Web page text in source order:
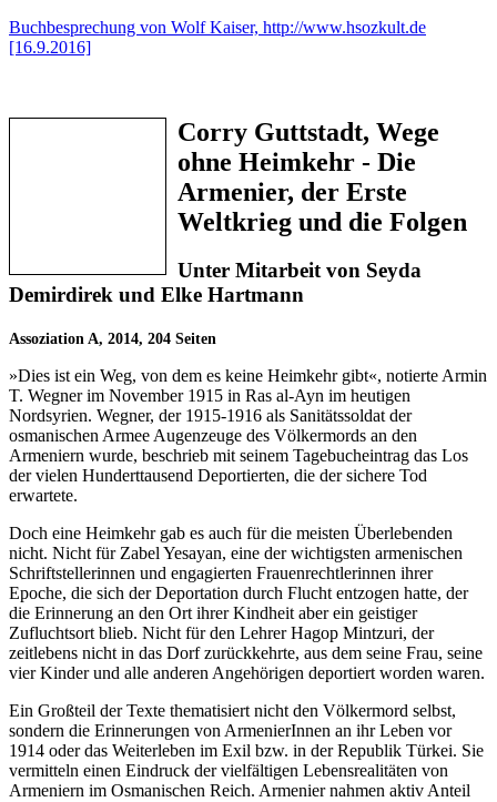
Buchbesprechung von Wolf Kaiser, http://www.hsozkult.de
[16.9.2016]
Corry Guttstadt, Wege
ohne Heimkehr - Die
Armenier, der Erste
Weltkrieg und die Folgen
Unter Mitarbeit von Seyda
Demirdirek und Elke Hartmann
Assoziation A, 2014, 204 Seiten
»Dies ist ein Weg, von dem es keine Heimkehr gibt«, notierte Armin
T. Wegner im November 1915 in Ras al-Ayn im heutigen
Nordsyrien. Wegner, der 1915-1916 als Sanitätssoldat der
osmanischen Armee Augenzeuge des Völkermords an den
Armeniern wurde, beschrieb mit seinem Tagebucheintrag das Los
der vielen Hunderttausend Deportierten, die der sichere Tod
erwartete.
Doch eine Heimkehr gab es auch für die meisten Überlebenden
nicht. Nicht für Zabel Yesayan, eine der wichtigsten armenischen
Schriftstellerinnen und engagierten Frauenrechtlerinnen ihrer
Epoche, die sich der Deportation durch Flucht entzogen hatte, der
die Erinnerung an den Ort ihrer Kindheit aber ein geistiger
Zufluchtsort blieb. Nicht für den Lehrer Hagop Mintzuri, der
zeitlebens nicht in das Dorf zurückkehrte, aus dem seine Frau, seine
vier Kinder und alle anderen Angehörigen deportiert worden waren.
Ein Großteil der Texte thematisiert nicht den Völkermord selbst,
sondern die Erinnerungen von ArmenierInnen an ihr Leben vor
1914 oder das Weiterleben im Exil bzw. in der Republik Türkei. Sie
vermitteln einen Eindruck der vielfältigen Lebensrealitäten von
Armeniern im Osmanischen Reich. Armenier nahmen aktiv Anteil